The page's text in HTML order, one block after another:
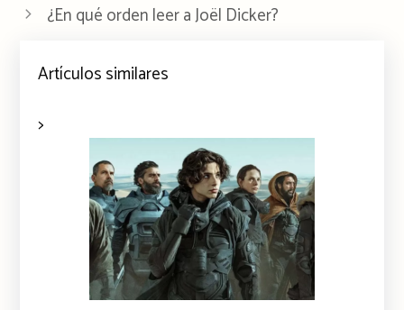
¿En qué orden leer a Joël Dicker?
Artículos similares
>